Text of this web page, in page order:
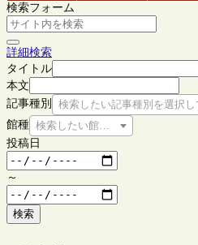
検索フォーム
詳細検索
タイトル
本文
記事種別
検索したい記事種別を選択し
館種 検索したい館種を選択してください
投稿日
～
検索